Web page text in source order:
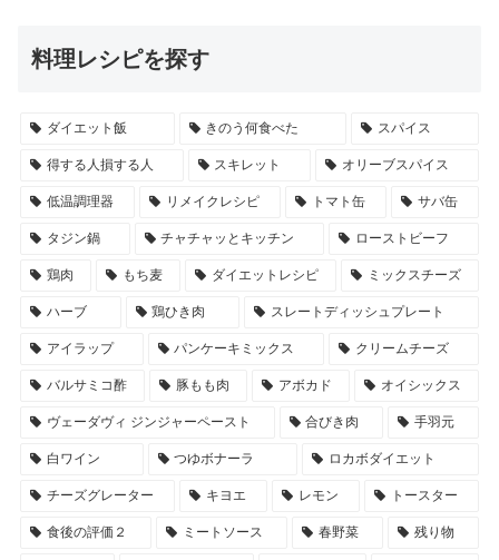
料理レシピを探す
ダイエット飯 きのう何食べた スパイス
得する人損する人 スキレット オリーブスパイス
低温調理器 リメイクレシピ トマト缶 サバ缶
タジン鍋 チャチャッとキッチン ローストビーフ
鶏肉 もち麦 ダイエットレシピ ミックスチーズ
ハーブ 鶏ひき肉 スレートディッシュプレート
アイラップ パンケーキミックス クリームチーズ
バルサミコ酢 豚もも肉 アボカド オイシックス
ヴェーダヴィ ジンジャーペースト 合びき肉 手羽元
白ワイン つゆボナーラ ロカボダイエット
チーズグレーター キヨエ レモン トースター
食後の評価２ ミートソース 春野菜 残り物